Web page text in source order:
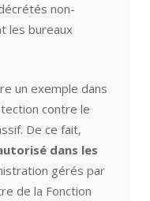
non-
les bureaux
un exemple dans
contre le
De ce fait,
dans les
gérés par
de la Fonction